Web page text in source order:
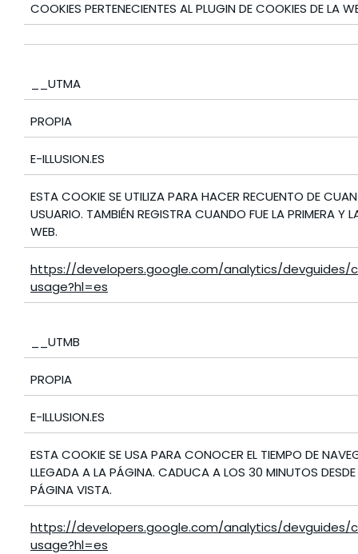
COOKIES PERTENECIENTES AL PLUGIN DE COOKIES DE LA
__UTMA
PROPIA
E-ILLUSION.ES
ESTA COOKIE SE UTILIZA PARA HACER RECUENTO DE
USUARIO. TAMBIÉN REGISTRA CUANDO FUE LA PRIMERA Y
WEB.
https://developers.google.com/analytics/devguides/
usage?hl=es
__UTMB
PROPIA
E-ILLUSION.ES
ESTA COOKIE SE USA PARA CONOCER EL TIEMPO DE
LLEGADA A LA PÁGINA. CADUCA A LOS 30 MINUTOS DESDE
PÁGINA VISTA.
https://developers.google.com/analytics/devguides/
usage?hl=es